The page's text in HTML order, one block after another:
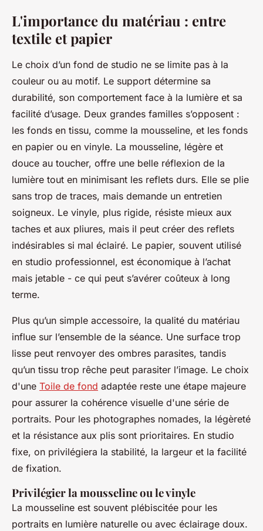
L'importance du matériau : entre
textile et papier
Le choix d’un fond de studio ne se limite pas à la
couleur ou au motif. Le support détermine sa
durabilité, son comportement face à la lumière et sa
facilité d’usage. Deux grandes familles s’opposent :
les fonds en tissu, comme la mousseline, et les fonds
en papier ou en vinyle. La mousseline, légère et
douce au toucher, offre une belle réflexion de la
lumière tout en minimisant les reflets durs. Elle se plie
sans trop de traces, mais demande un entretien
soigneux. Le vinyle, plus rigide, résiste mieux aux
taches et aux pliures, mais il peut créer des reflets
indésirables si mal éclairé. Le papier, souvent utilisé
en studio professionnel, est économique à l’achat
mais jetable - ce qui peut s’avérer coûteux à long
terme.
Plus qu’un simple accessoire, la qualité du matériau
influe sur l’ensemble de la séance. Une surface trop
lisse peut renvoyer des ombres parasites, tandis
qu’un tissu trop rêche peut parasiter l’image. Le choix
d'une Toile de fond adaptée reste une étape majeure
pour assurer la cohérence visuelle d'une série de
portraits. Pour les photographes nomades, la légèreté
et la résistance aux plis sont prioritaires. En studio
fixe, on privilégiera la stabilité, la largeur et la facilité
de fixation.
Privilégier la mousseline ou le vinyle
La mousseline est souvent plébiscitée pour les
portraits en lumière naturelle ou avec éclairage doux.